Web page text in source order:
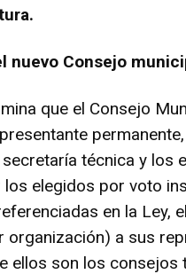
nuevo Consejo
que el Consejo
técnica y los
elegidos por voto
en la Ley,
a sus
ellos son los consejos